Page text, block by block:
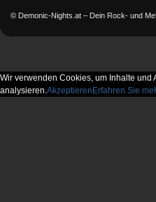
© Demonic-Nights.at – Dein Rock- und
Wir verwenden Cookies, um Inhalte
analysieren.Akzeptieren Erfahren Sie